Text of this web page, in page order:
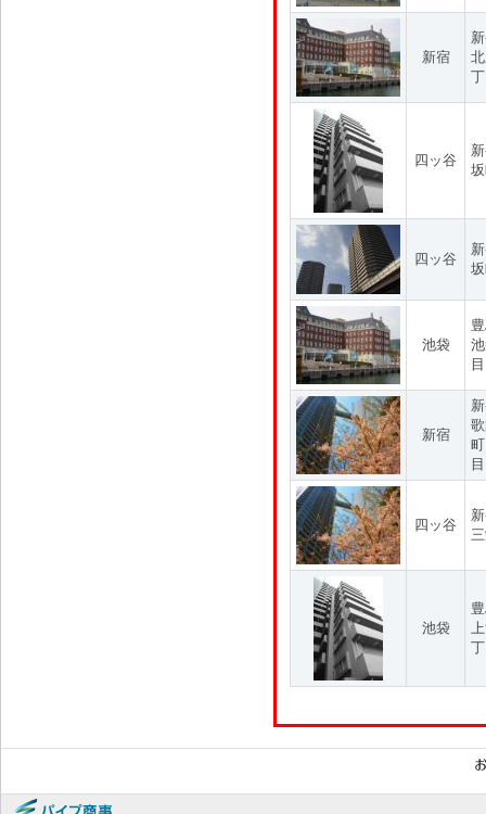
新宿
四ッ谷
四ッ谷
池袋
新宿
目
四ッ谷
池袋